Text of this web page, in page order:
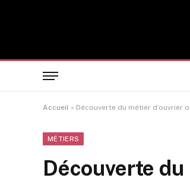
Accueil » Découverte du métier d’ouvrier
MÉTIERS
Découverte du